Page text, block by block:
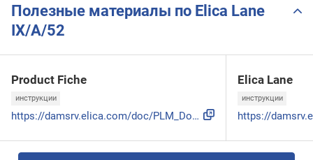
Полезные материалы по Elica Lane
IX/A/52
Product Fiche
инструкции
https://damsrv.elica.com/doc/PLM_Documents/PF/PF-PRF0157333...
Elica Lane
инструкции